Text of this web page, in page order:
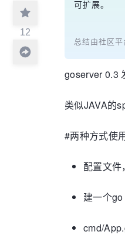
12
可扩展。
总结由社区
goserver 0.3
类似JAVA的
#两种方式使
配置文
建一个
cmd/